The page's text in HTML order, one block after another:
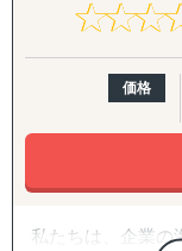
★★★
★★★
価格
私たちは、企業